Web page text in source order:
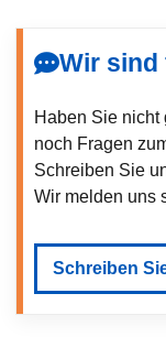
Wir sind
Haben Sie nicht
noch Fragen
Schreiben Sie
Wir melden uns
Schreiben